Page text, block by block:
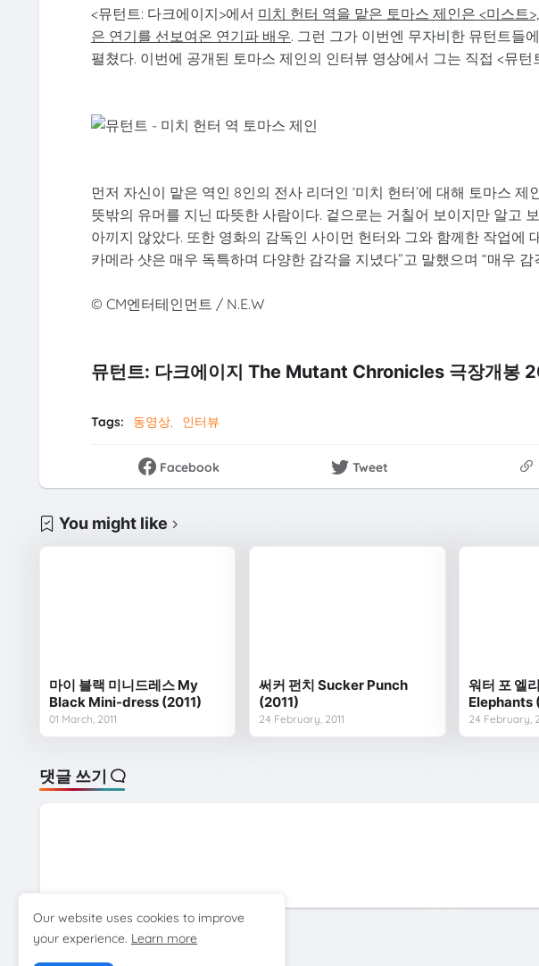
<뮤턴트: 다크에이지>에서 미치 헌터 역을 맡은 토마스 제인은 <미스트
은 연기를 선보여온 연기파 배우. 그런 그가 이번엔 무자비한 뮤턴트들
펼쳤다. 이번에 공개된 토마스 제인의 인터뷰 영상에서 그는 직접 <뮤
먼저 자신이 맡은 역인 8인의 전사 리더인 ‘미치 헌터’에 대해 토마스
뜻밖의 유머를 지닌 따뜻한 사람이다. 겉으로는 거칠어 보이지만 알고
아끼지 않았다. 또한 영화의 감독인 사이먼 헌터와 그와 함께한 작업에
카메라 샷은 매우 독특하며 다양한 감각을 지녔다”고 말했으며 “매우
© CM엔터테인먼트 / N.E.W
뮤턴트: 다크에이지 The Mutant Chronicles 극장개봉
Tags: 동영상 인터뷰
Facebook Tweet
You might like
마이 블랙 미니드레스 My
Black Mini-dress (2011)
01 March, 2011
써커 펀치 Sucker Punch
(2011)
24 February, 2011
워터 포 엘
Elephants
24 February,
댓글 쓰기
다음
Our website uses cookies to improve
your experience. Learn more